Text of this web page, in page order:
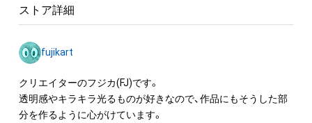
ストア詳細
fujikart
クリエイターのフジカ(FJ)です。
透明感やキラキラ光るものが好きなので、作品にもそうした部
分を作るように心がけています。